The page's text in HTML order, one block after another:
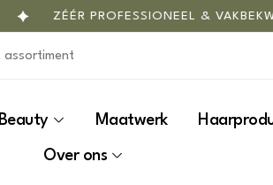
ZÉÉR PROFESSIONEEL &
Beauty Maatwerk
Over ons